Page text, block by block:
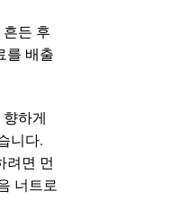
든 후
를 배출
하게
니다.
려면 먼
너트로